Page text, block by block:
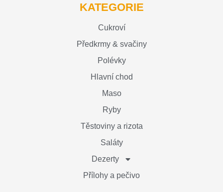
KATEGORIE
Cukroví
Předkrmy & svačiny
Polévky
Hlavní chod
Maso
Ryby
Těstoviny a rizota
Saláty
Dezerty
Přílohy a pečivo